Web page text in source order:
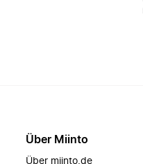
Über Miinto
Über miinto.de